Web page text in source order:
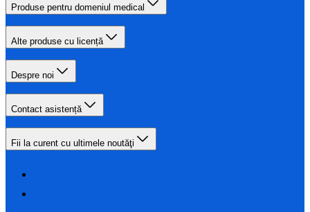
Produse pentru domeniul medical
Alte produse cu licență
Despre noi
Contact asistență
Fii la curent cu ultimele noutăţi